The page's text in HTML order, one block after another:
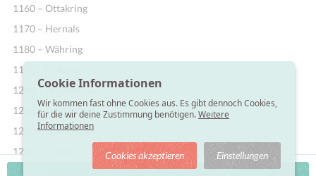
1160 – Ottakring
1170 – Hernals
1180 – Währing
1190 – Döbling
1200 – Brigittenau
1210 – Floridsdorf
1220 – Donaustadt
1230 – Liesing
Cookie Informationen
Wir kommen fast ohne Cookies aus. Es gibt dennoch Cookies,
für die wir deine Zustimmung benötigen.Weitere
Informationen
Cookies akzeptieren Einstellungen